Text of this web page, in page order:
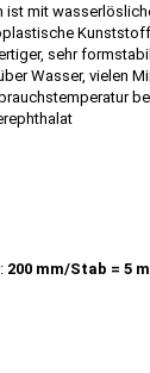
ist mit
sehr
Wasser, vielen
200 mm/Stab = 5